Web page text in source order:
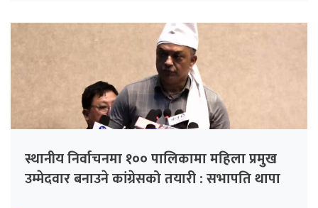
स्थानीय निर्वाचनमा १०० पालिकामा महिला प्रमुख
उम्मेदवार बनाउने कांग्रेसको तयारी : सभापति थापा